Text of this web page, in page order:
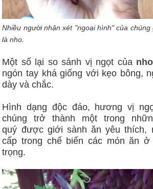
Nhiều người nhận xét "ngoại hình" của chúng
là nho.
Một số lại so sánh vị ngọt của
ngón tay khá giống với kẹo bông,
dày và chắc.
Hình dạng độc đáo, hương vị
chúng trở thành một trong
quý được giới sành ăn yêu thích,
cấp trong chế biến các món ăn ở
trọng.